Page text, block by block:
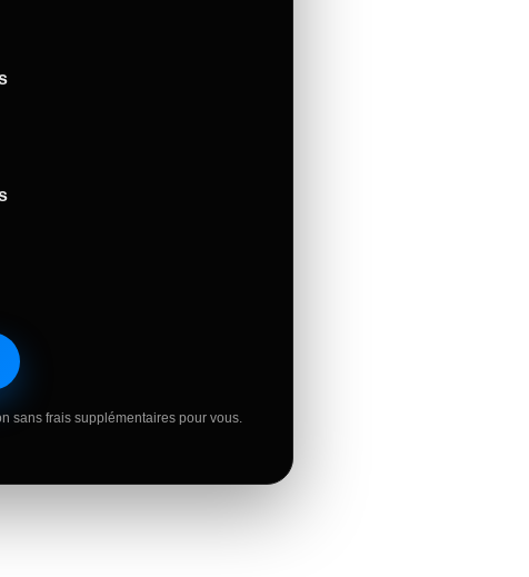
sans frais supplémentaires pour vous.